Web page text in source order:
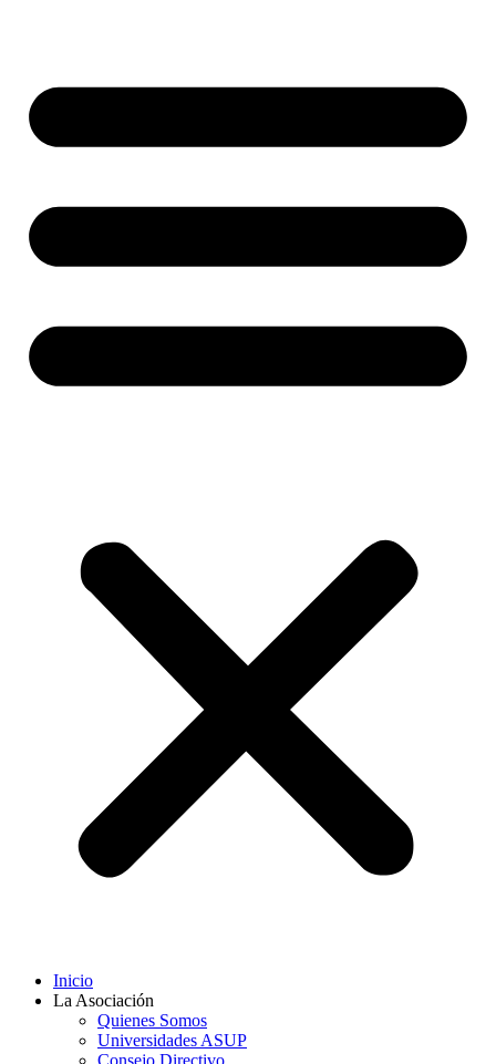
Inicio
La Asociación
Quienes Somos
Universidades ASUP
Consejo Directivo